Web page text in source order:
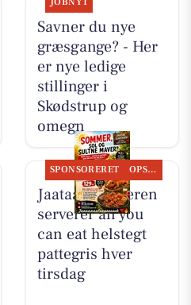
Savner du nye
græsgange? - Her
er nye ledige
stillinger i
Skødstrup og
omegn
SPONSORERET OPSLAGSTAVLEN
Jaataak Slagteren
serverer all you
can eat helstegt
pattegris hver
tirsdag